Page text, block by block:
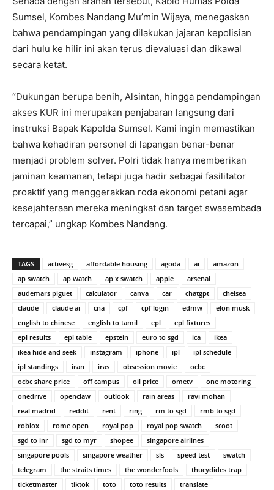
Sumsel, Kombes Nandang Mu’min Wijaya, menegaskan
bahwa pendampingan yang dilakukan jajaran kepolisian
dari hulu ke hilir ini akan terus dievaluasi dan dikawal
secara ketat.
“Dukungan berupa benih, Alsintan, hingga pendampingan
akses KUR ini merupakan penjabaran langsung dari
instruksi Bapak Kapolda Sumsel. Kami ingin memastikan
bahwa kehadiran personel di lapangan benar-benar
menjadi problem solver. Polri tidak hanya memberikan
jaminan keamanan, tetapi juga hadir sebagai fasilitator
proaktif yang menggerakkan roda ekonomi petani agar
kesejahteraan mereka meningkat dan target swasembada
tercapai,” ungkap Kombes Nandang.
TAGS activesg affordable housing agoda ai
amazon
ap swatch
ap watch ap x swatch apple
arsenal
audemars piguet
calculator canva car chatgpt
chelsea
claude
claude ai cna cpf cpf login edmw
elon musk
english to chinese
english to tamil epl
epl fixtures
epl results
epl table epstein euro to sgd ica
ikea
ikea hide and seek
instagram iphone ipl
ipl schedule
ipl standings
iran iras obsession movie
ocbc
ocbc share price
off campus oil price ometv
one motoring
onedrive
openclaw outlook rain areas
ravi mohan
real madrid
reddit rent ring rm to sgd
rmb to sgd
roblox
rome open royal pop royal pop swatch
scoot
sgd to inr
sgd to myr shopee
singapore airlines
singapore pools
singapore weather sls speed test
swatch
telegram
the straits times the wonderfools
thucydides trap
ticketmaster
tiktok toto toto results
translate